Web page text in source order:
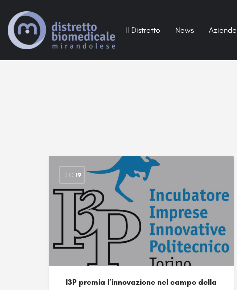
Il Distretto News Aziende
DIC 19
I3P premia l’innovazione nel campo della